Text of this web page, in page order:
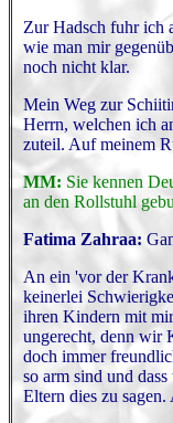
Zur Hadsch fuhr ich
wie man mir
noch nicht klar.
Mein Weg zur
Herrn, welchen ich
zuteil. Auf meinem
MM: Sie kennen
an den Rollstuhl
Fatima Zahraa:
An ein 'vor der
keinerlei
ihren Kindern mit
ungerecht, denn wir
doch immer
so arm sind und
Eltern dies zu